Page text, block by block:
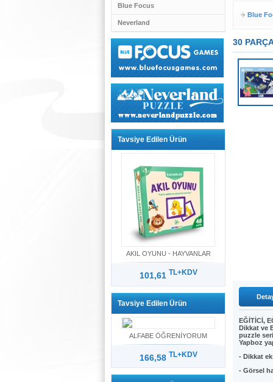
Blue Focus
Neverland
Tavsiye Edilen Ürün
AKIL OYUNU - HAYVANLAR
101,61 TL+KDV
Tavsiye Edilen Ürün
ALFABE ÖĞRENİYORUM
166,58 TL+KDV
Blue
30
EĞİTİCİ,
Dikkat ve
puzzle
Yapboz
- Dikkat
- Görsel